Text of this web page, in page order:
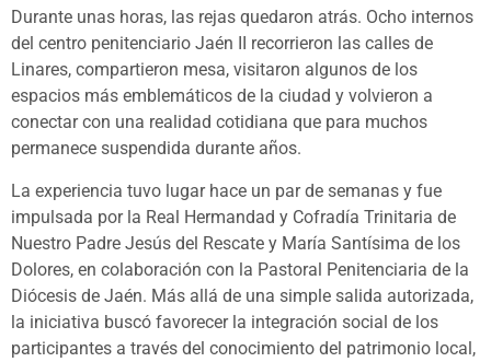
Durante unas horas, las rejas quedaron atrás. Ocho internos
del centro penitenciario Jaén II recorrieron las calles de
Linares, compartieron mesa, visitaron algunos de los
espacios más emblemáticos de la ciudad y volvieron a
conectar con una realidad cotidiana que para muchos
permanece suspendida durante años.
La experiencia tuvo lugar hace un par de semanas y fue
impulsada por la Real Hermandad y Cofradía Trinitaria de
Nuestro Padre Jesús del Rescate y María Santísima de los
Dolores, en colaboración con la Pastoral Penitenciaria de la
Diócesis de Jaén. Más allá de una simple salida autorizada,
la iniciativa buscó favorecer la integración social de los
participantes a través del conocimiento del patrimonio local,